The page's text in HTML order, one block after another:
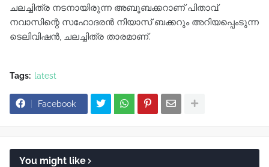
ചലച്ചിത്ര നടനായിരുന്ന അബൂബക്കറാണ് പിതാവ്.
നവാസിന്റെ സഹോദരൻ നിയാസ് ബക്കറും അറിയപ്പെം‌‌‌ടുന്ന
‌‌ടെലിവിഷൻ, ചലച്ചിത്ര താരമാണ്.
Tags: latest
Facebook
You might like